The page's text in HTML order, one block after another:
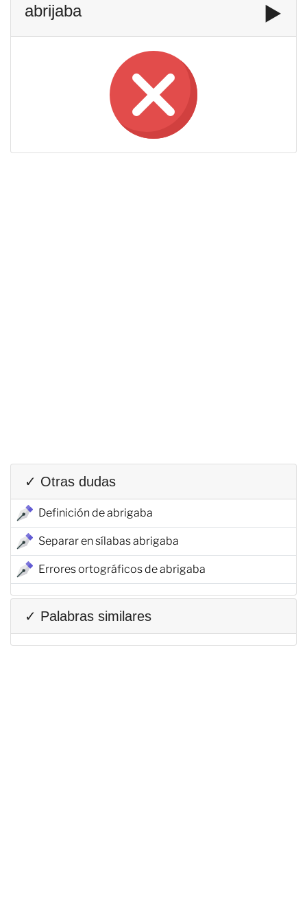
abrijaba ▶️
✓ Otras dudas
Definición de abrigaba
Separar en sílabas abrigaba
Errores ortográficos de abrigaba
✓ Palabras similares